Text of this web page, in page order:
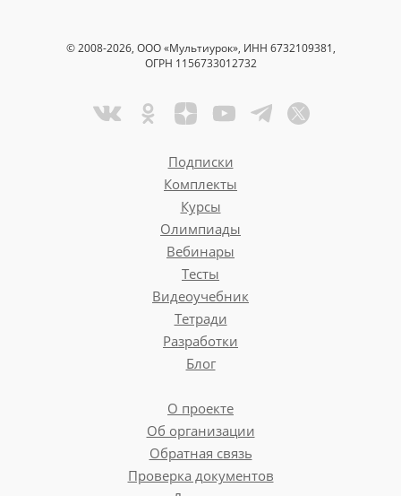
© 2008-2026, ООО «Мультиурок», ИНН 6732109381,
ОГРН 1156733012732
Подписки
Комплекты
Курсы
Олимпиады
Вебинары
Тесты
Видеоучебник
Тетради
Разработки
Блог
О проекте
Об организации
Обратная связь
Проверка документов